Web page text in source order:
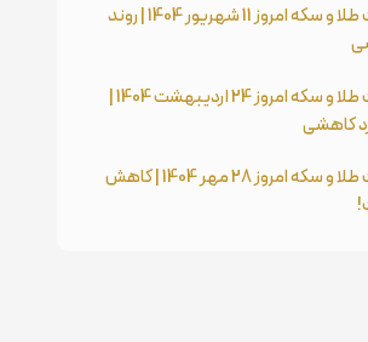
قیمت طلا و سکه امروز 11 شهریور 1404 | روند
قیمت طلا و سکه امروز 24 اردیبهشت 1404 |
کاهشی
قیمت طلا و سکه امروز 28 مهر 1404 | کاهش